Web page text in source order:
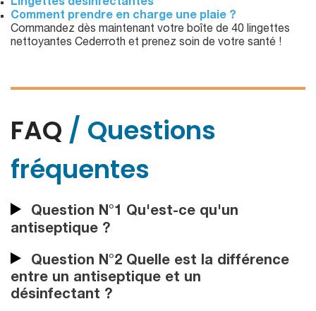
Lingettes désinfectantes
Comment prendre en charge une plaie ?
Commandez dès maintenant votre boîte de 40 lingettes
nettoyantes Cederroth et prenez soin de votre santé !
FAQ / Questions
fréquentes
Question N°1 Qu'est-ce qu'un
antiseptique ?
Question N°2 Quelle est la différence
entre un antiseptique et un
désinfectant ?